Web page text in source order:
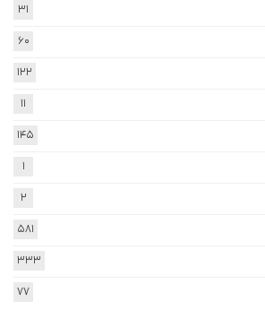
31
60
122
11
145
1
2
581
333
77